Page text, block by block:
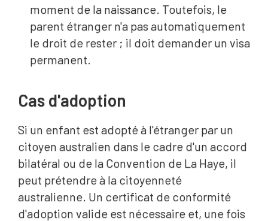
moment de la naissance. Toutefois, le
parent étranger n'a pas automatiquement
le droit de rester ; il doit demander un visa
permanent.
Cas d'adoption
Si un enfant est adopté à l'étranger par un
citoyen australien dans le cadre d'un accord
bilatéral ou de la Convention de La Haye, il
peut prétendre à la citoyenneté
australienne. Un certificat de conformité
d'adoption valide est nécessaire et, une fois